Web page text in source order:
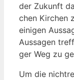
der Zukunft
chen Kir­chen
eini­gen
Aus­sa­gen
ger Weg zu
Um die